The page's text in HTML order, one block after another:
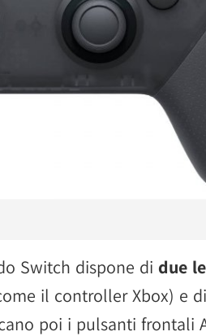
Switch dispone di due
il controller Xbox) e
poi i pulsanti frontali